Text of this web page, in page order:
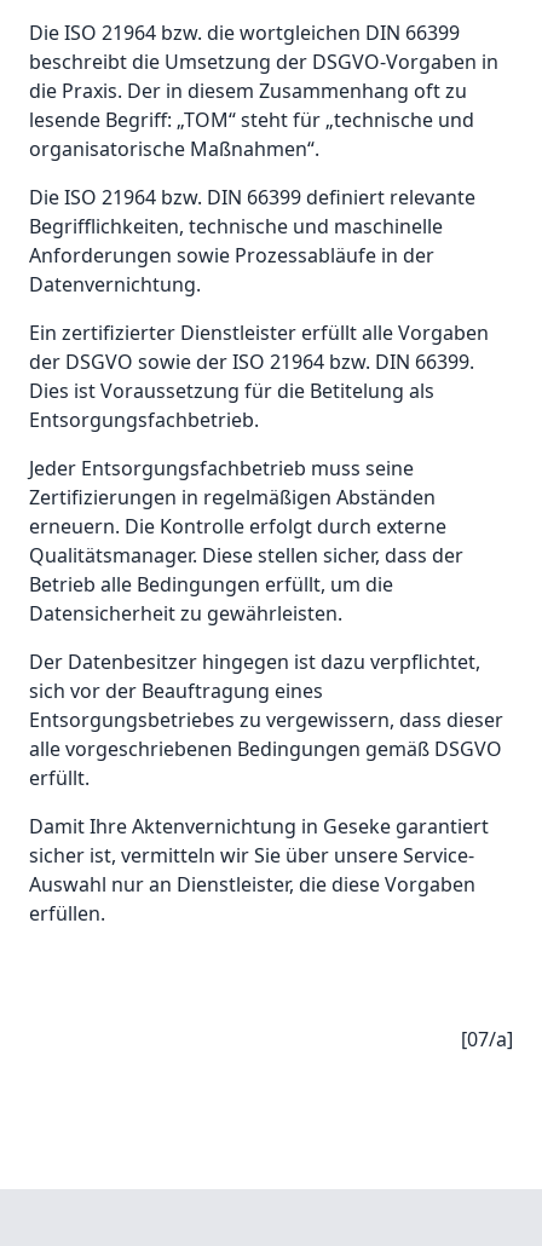
Die ISO 21964 bzw. die wortgleichen DIN 66399
beschreibt die Umsetzung der DSGVO-Vorgaben in
die Praxis. Der in diesem Zusammenhang oft zu
lesende Begriff: „TOM“ steht für „technische und
organisatorische Maßnahmen“.
Die ISO 21964 bzw. DIN 66399 definiert relevante
Begrifflichkeiten, technische und maschinelle
Anforderungen sowie Prozessabläufe in der
Datenvernichtung.
Ein zertifizierter Dienstleister erfüllt alle Vorgaben
der DSGVO sowie der ISO 21964 bzw. DIN 66399.
Dies ist Voraussetzung für die Betitelung als
Entsorgungsfachbetrieb.
Jeder Entsorgungsfachbetrieb muss seine
Zertifizierungen in regelmäßigen Abständen
erneuern. Die Kontrolle erfolgt durch externe
Qualitätsmanager. Diese stellen sicher, dass der
Betrieb alle Bedingungen erfüllt, um die
Datensicherheit zu gewährleisten.
Der Datenbesitzer hingegen ist dazu verpflichtet,
sich vor der Beauftragung eines
Entsorgungsbetriebes zu vergewissern, dass dieser
alle vorgeschriebenen Bedingungen gemäß DSGVO
erfüllt.
Damit Ihre Aktenvernichtung in Geseke garantiert
sicher ist, vermitteln wir Sie über unsere Service-
Auswahl nur an Dienstleister, die diese Vorgaben
erfüllen.
[07/a]